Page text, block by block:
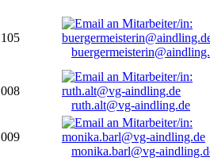
105
008
ruth.alt@vg-aindling.de
009
monika.barl@vg-